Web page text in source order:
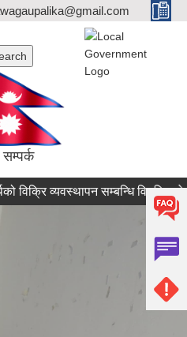
सम्पर्क
सम्बन्धि विधुतिय बोलपत्र